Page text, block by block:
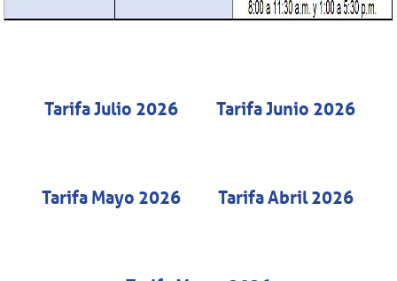
Tarifa Julio 2026 Tarifa Junio 2026
Tarifa Mayo 2026 Tarifa Abril 2026